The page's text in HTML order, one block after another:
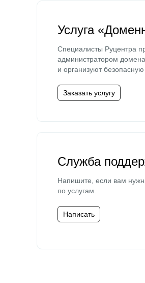
Услуга
Специалисты Руцентра
администратором
и организуют безопасную
Заказать услугу
Служба
Напишите, если вам
по услугам.
Написать